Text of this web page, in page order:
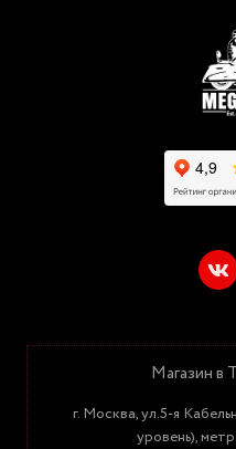
Магазин в
г. Москва, ул.5-я
уровень),